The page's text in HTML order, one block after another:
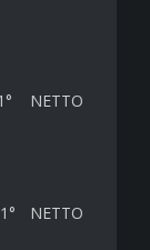
NETTO
NETTO